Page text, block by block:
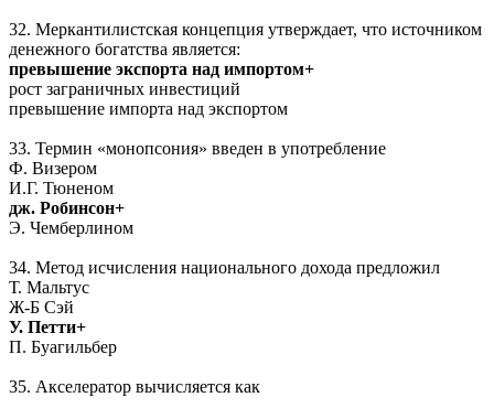
32. Меркантилистская концепция утверждает, что источником
денежного богатства является:
превышение экспорта над импортом+
рост заграничных инвестиций
превышение импорта над экспортом
33. Термин «монопсония» введен в употребление
Ф. Визером
И.Г. Тюненом
дж. Робинсон+
Э. Чемберлином
34. Метод исчисления национального дохода предложил
Т. Мальтус
Ж-Б Сэй
У. Петти+
П. Буагильбер
35. Акселератор вычисляется как